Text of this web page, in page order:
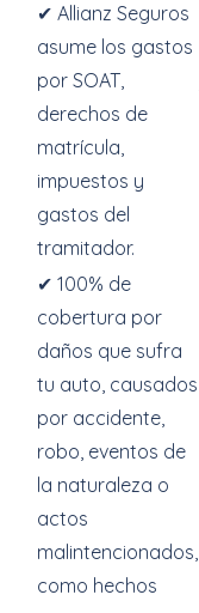
✔ Allianz Seguros
asume los gastos
por SOAT,
derechos de
matrícula,
impuestos y
gastos del
tramitador.
✔ 100% de
cobertura por
daños que sufra
tu auto, causados
por accidente,
robo, eventos de
la naturaleza o
actos
malintencionados,
como hechos